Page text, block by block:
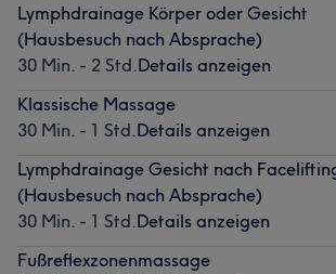
Lymphdrainage Körper oder Gesicht
(Hausbesuch nach Absprache)
30 Min. - 2 Std.Details anzeigen
Klassische Massage
30 Min. - 1 Std.Details anzeigen
Lymphdrainage Gesicht nach
(Hausbesuch nach Absprache)
30 Min. - 1 Std.Details anzeigen
Fußreflexzonenmassage